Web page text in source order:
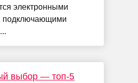
электронными
подключающими
выбор — топ-5